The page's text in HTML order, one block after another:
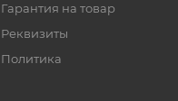
Гарантия на товар
Реквизиты
Политика